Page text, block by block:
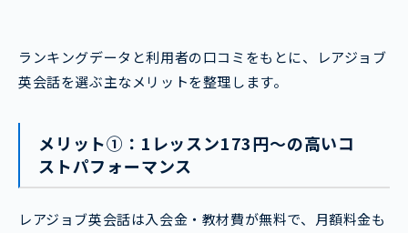
ランキングデータと利用者の口コミをもとに、レアジョブ
英会話を選ぶ主なメリットを整理します。
メリット①：1レッスン173円〜の高いコ
ストパフォーマンス
レアジョブ英会話は入会金・教材費が無料で、月額料金も